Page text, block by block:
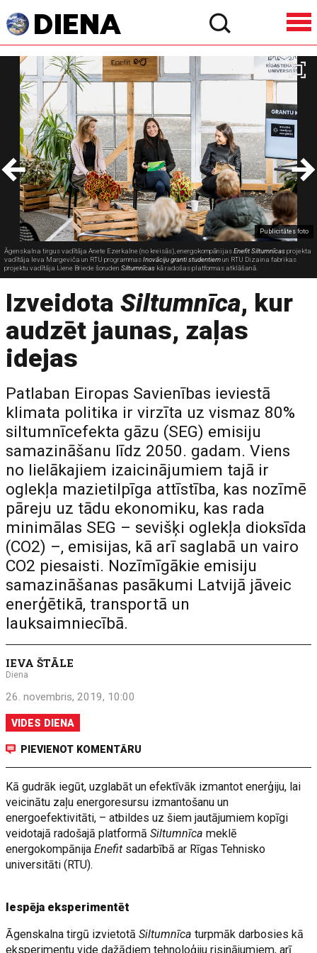
Publicitātes foto
Āgenskalna tirgus vadītāja Anete Ezerkalne (no kreisās), energokompānijasEnefit Siltumnīcasprojekta
vadītāja Ieva Margeviča un RTU programmasInovāciju granti studentiemun RTU Dizaina fabrikas
projektu vadītāja Liene Briede šoruden Siltumnīcaskā radošas platformas atklāšanā.
IzveidotaSiltumnīca, kur
audzēt jaunas, zaļas
idejas
Patlaban Eiropas Savienības ieviestā
klimata politika ir virzīta uz vismaz 80%
siltumnīcefekta gāzu (SEG) emisiju
samazināšanu līdz 2050. gadam. Viens
no lielākajiem izaicinājumiem tajā ir
oglekļa mazietilpīga attīstība, kas nozīmē
pāreju uz tādu ekonomiku, kas rada
minimālas SEG – sevišķi oglekļa dioksīda
(CO2) –, emisijas, kā arī saglabā un vairo
CO2 piesaisti. Nozīmīgākie emisiju
samazināšanas pasākumi Latvijā jāveic
enerģētikā, transportā un
lauksaimniecībā.
IEVA ŠTĀLE
Diena
26. novembris, 2019, 10:00
VIDES DIENA
PIEVIENOT KOMENTĀRU
Kā gudrāk iegūt, uzglabāt un efektīvāk izmantot enerģiju, lai
veicinātu zaļu energoresursu izmantošanu un
energoefektivitāti, – atbildes uz šiem jautājumiem kopīgi
veidotajā radošajā platformāSiltumnīcameklē
energokompānijaEnefit sadarbībā ar Rīgas Tehnisko
universitāti (RTU).
Iespēja eksperimentēt
Āgenskalna tirgū izvietotāSiltumnīcaturpmāk darbosies kā
eksperimentu vide dažādiem tehnoloģiju risinājumiem, arī